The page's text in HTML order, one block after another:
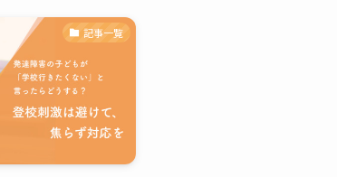
記事一覧